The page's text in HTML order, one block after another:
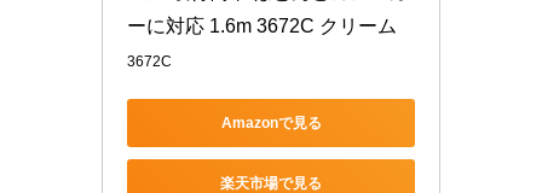
ーに対応 1.6m 3672C クリーム
3672C
Amazonで見る
楽天市場で見る